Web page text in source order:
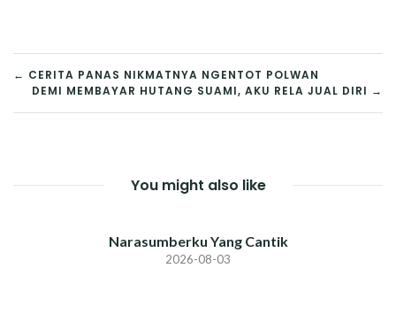
POST
NAVIGATION
← CERITA PANAS NIKMATNYA NGENTOT POLWAN
DEMI MEMBAYAR HUTANG SUAMI, AKU RELA JUAL DIRI →
You might also like
Narasumberku Yang Cantik
2026-08-03